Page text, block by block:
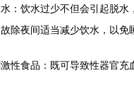
：饮水过少不但会引起脱
除夜间适当减少饮水，以免
性食品：既可导致性器官